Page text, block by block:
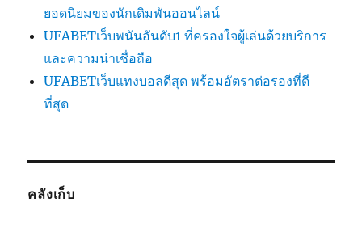
ยอดนิยมของนักเดิมพันออนไลน์
UFABETเว็บพนันอันดับ1 ที่ครองใจผู้เล่นด้วยบริการ
และความน่าเชื่อถือ
UFABETเว็บแทงบอลดีสุด พร้อมอัตราต่อรองที่ดี
ที่สุด
คลังเก็บ